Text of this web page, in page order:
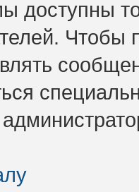
доступны
Чтобы